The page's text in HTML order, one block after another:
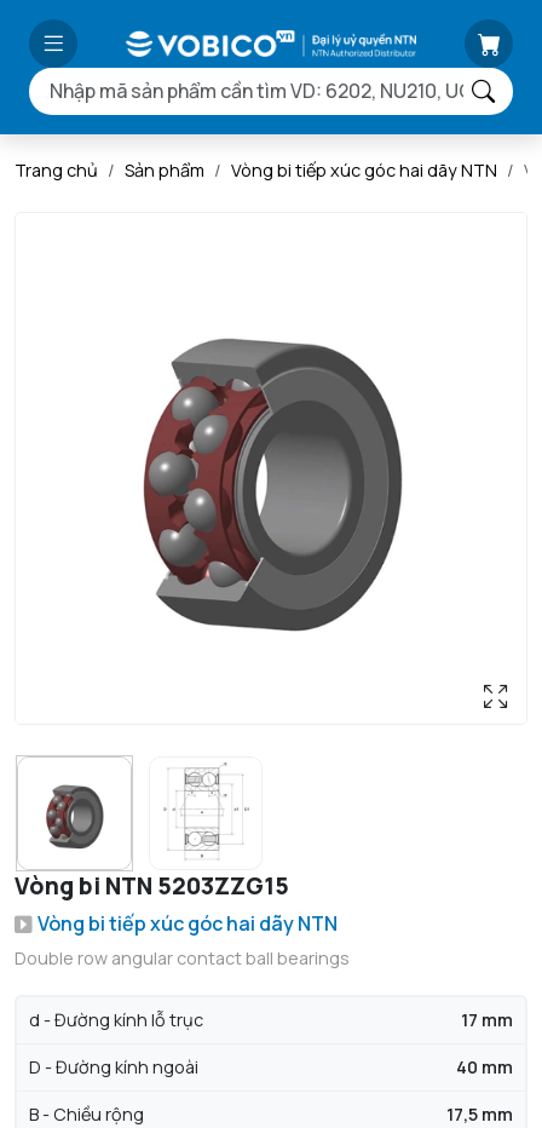
Trang chủ Sản phẩm Vòng bi tiếp xúc góc hai dãy NTN
Vòng bi NTN 5203ZZG15
Vòng bi tiếp xúc góc hai dãy NTN
Double row angular contact ball bearings
d - Đường kính lỗ trục 17 mm
D - Đường kính ngoài 40 mm
B - Chiều rộng 17,5 mm